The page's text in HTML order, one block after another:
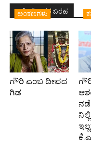
ಇದೇ ಲೇಖಕರ ಬರಹ
ಅಂಕಣಗಳು
ಗೌರಿ ಎಂಬ ದೀಪದ
ಗಿಡ
ಇಲ್ಲ: